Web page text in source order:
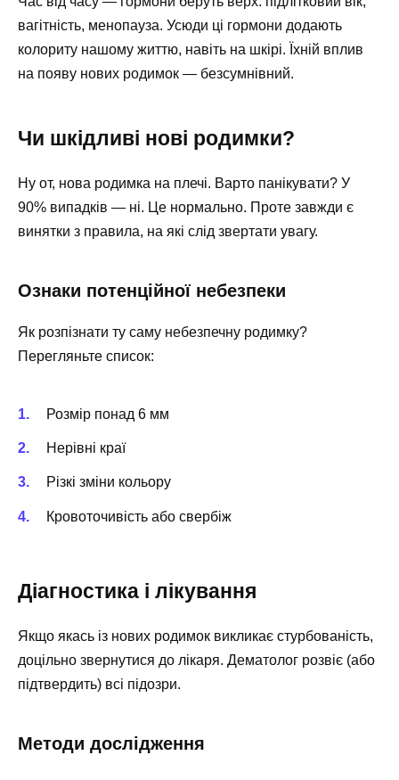
вагітність, менопауза. Усюди ці гормони додають
колориту нашому життю, навіть на шкірі. Їхній вплив
на появу нових родимок — безсумнівний.
Чи шкідливі нові родимки?
Ну от, нова родимка на плечі. Варто панікувати? У
90% випадків — ні. Це нормально. Проте завжди є
винятки з правила, на які слід звертати увагу.
Ознаки потенційної небезпеки
Як розпізнати ту саму небезпечну родимку?
Перегляньте список:
Розмір понад 6 мм
Нерівні краї
Різкі зміни кольору
Кровоточивість або свербіж
Діагностика і лікування
Якщо якась із нових родимок викликає стурбованість,
доцільно звернутися до лікаря. Дематолог розвіє (або
підтвердить) всі підозри.
Методи дослідження